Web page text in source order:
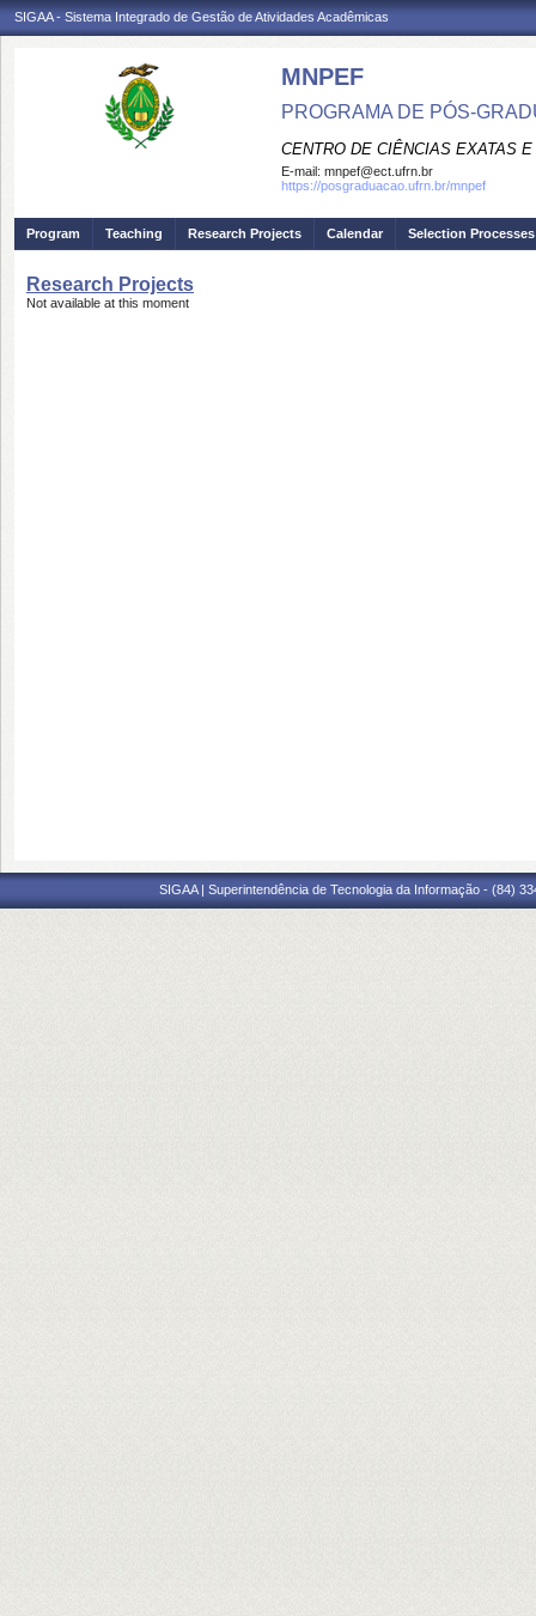
SIGAA - Sistema Integrado de Gestão de Atividades Acadêmicas
MNPEF
PROGRAMA DE PÓS-
CENTRO DE CIÊNCIAS EXATAS
E-mail: mnpef@ect.ufrn.br
https://posgraduacao.ufrn.br/mnpef
Program Teaching Research Projects Calendar Selection Processes
Research Projects
Not available at this moment
SIGAA | Superintendência de Tecnologia da Informação - (84)